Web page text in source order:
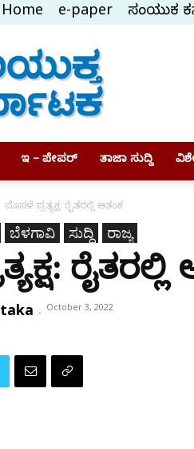
Home e-paper ಸಂಯುಕ್ತ
Samyukta
Karnataka
ಇ – ಪೇಪರ್ ತಾಜಾ ಸುದ್ದಿ
ಮೊಸಳೆ ಪ್ರತ್ಯಕ್ಷ: ರೈತರಲ್ಲಿ ಆತಂಕ
ಬೆಳಗಾವಿ ಸುದ್ದಿ ರಾಜ್ಯ
ರೈತರಲ್ಲಿ
- October 3, 2022